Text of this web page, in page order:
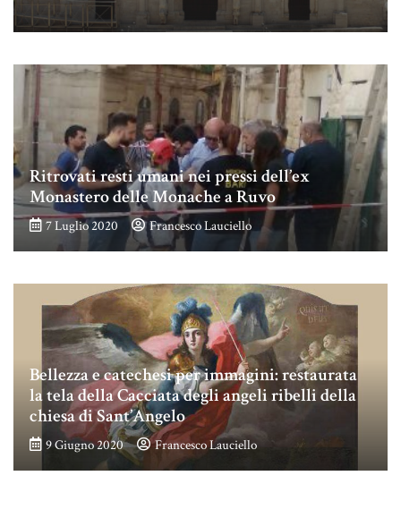
Ritrovati resti umani nei pressi dell’ex
Monastero delle Monache a Ruvo
7 Luglio 2020 Francesco Lauciello
Bellezza e catechesi per immagini: restaurata
la tela della Cacciata degli angeli ribelli della
chiesa di Sant’Angelo
9 Giugno 2020 Francesco Lauciello